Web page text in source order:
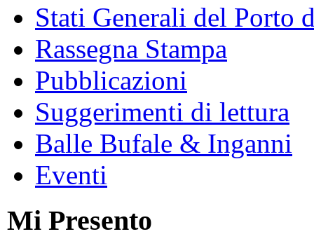
Stati Generali del Porto
Rassegna Stampa
Pubblicazioni
Suggerimenti di lettura
Balle Bufale & Inganni
Eventi
Mi Presento